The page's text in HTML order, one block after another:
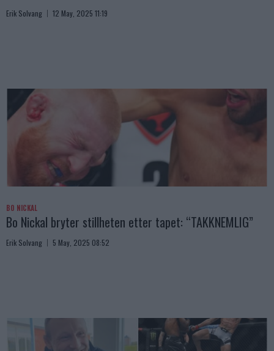
Erik Solvang 12 May, 2025 11:19
BO NICKAL
Bo Nickal bryter stillheten etter tapet: “TAKKNEMLIG”
Erik Solvang 5 May, 2025 08:52